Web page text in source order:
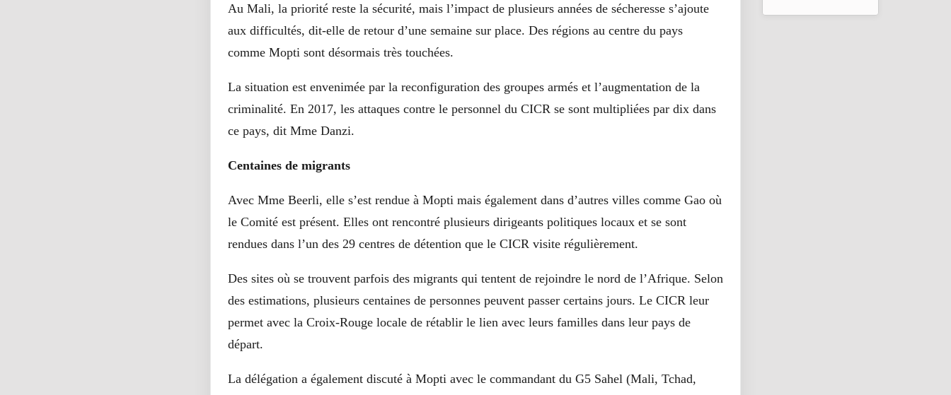
Au Mali, la priorité reste la sécurité, mais l’impact de plusieurs années de sécheresse s’ajoute
aux difficultés, dit-elle de retour d’une semaine sur place. Des régions au centre du pays
comme Mopti sont désormais très touchées.
La situation est envenimée par la reconfiguration des groupes armés et l’augmentation de la
criminalité. En 2017, les attaques contre le personnel du CICR se sont multipliées par dix dans
ce pays, dit Mme Danzi.
Centaines de migrants
Avec Mme Beerli, elle s’est rendue à Mopti mais également dans d’autres villes comme Gao où
le Comité est présent. Elles ont rencontré plusieurs dirigeants politiques locaux et se sont
rendues dans l’un des 29 centres de détention que le CICR visite régulièrement.
Des sites où se trouvent parfois des migrants qui tentent de rejoindre le nord de l’Afrique. Selon
des estimations, plusieurs centaines de personnes peuvent passer certains jours. Le CICR leur
permet avec la Croix-Rouge locale de rétablir le lien avec leurs familles dans leur pays de
départ.
La délégation a également discuté à Mopti avec le commandant du G5 Sahel (Mali, Tchad,